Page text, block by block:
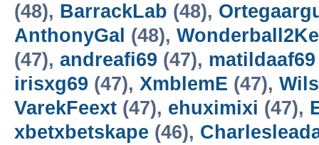
(48), BarrackLab (48),
AnthonyGal (48),
(47), andreafi69 (47), matildaaf69
irisxg69 (47), XmblemE (47),
VarekFeext (47), ehuximixi (47),
xbetxbetskape (46),